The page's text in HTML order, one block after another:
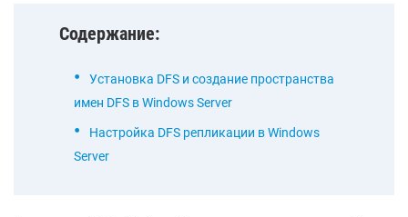
Содержание:
Установка DFS и создание пространства
имен DFS в Windows Server
Настройка DFS репликации в Windows
Server